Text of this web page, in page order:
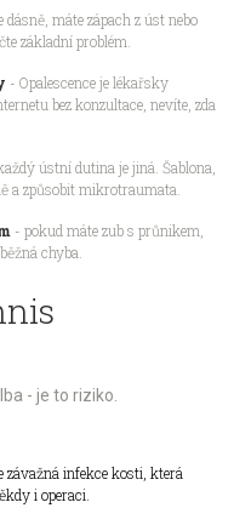
máte zápach z úst nebo
základní problém.
- Opalescence je lékařsky
bez konzultace, nevíte, zda
ústní dutina je jiná. Šablona,
a způsobit mikrotraumata.
- pokud máte zub s průnikem,
chyba.
- je to riziko.
závažná infekce kosti, která
i operaci.